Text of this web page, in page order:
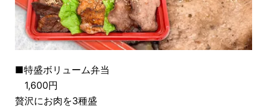
■特盛ボリューム弁当
1,600円
贅沢にお肉を3種盛